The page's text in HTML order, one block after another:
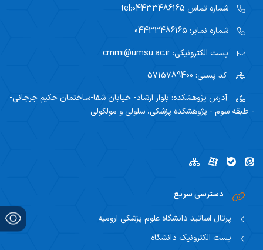
شماره تماس
شماره نمابر:
پست الکترونیکی:
کد پستی:
آدرس پژوهشکده: بلوار ارشاد- خیابان شفا-ساختمان حکیم جرجانی-
- طبقه سوم - پژوهشکده پزشکی، سلولی و مولکولی
دسترسی سریع
پرتال اساتید دانشگاه علوم پزشکی ارومیه
پست الکترونیک دانشگاه